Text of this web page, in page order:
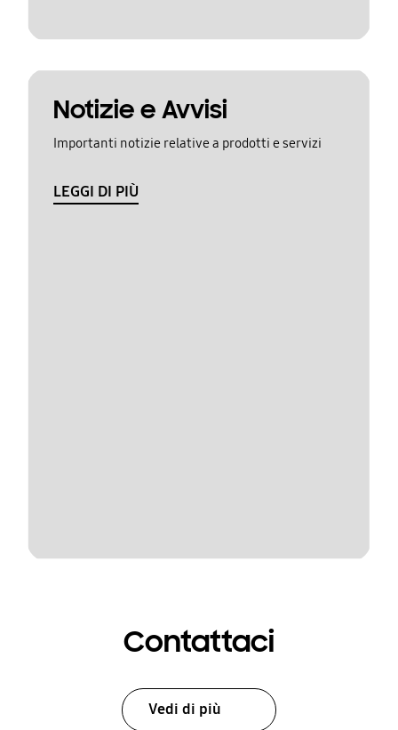
Notizie e Avvisi
Importanti notizie relative a prodotti e servizi
LEGGI DI PIÙ
Contattaci
Vedi di più